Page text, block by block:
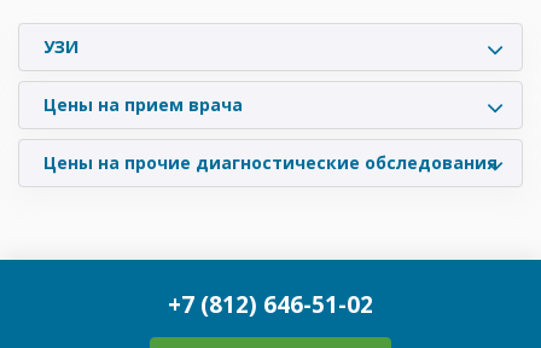
УЗИ
Цены на прием врача
Цены на прочие диагностические обследования
+7 (812) 646-51-02